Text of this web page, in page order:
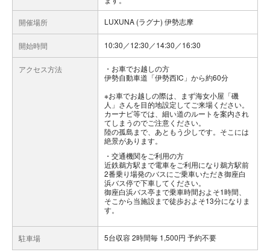
開催場所 LUXUNA (ラグナ) 伊勢志摩
開始時間 10:30／12:30／14:30／16:30
アクセス方法
お車でお越しの方
伊勢自動車道「伊勢西IC」から約60分
※お車でお越しの際は、まず海女小屋「磯
人」さんを目的地設定してご来場ください。
カーナビ等では、細い道のルートを案内され
てしまうのでご注意ください。
陸の孤島まで、あともう少しです。そこには
絶景があります。
交通機関をご利用の方
近鉄鵜方駅まで電車をご利用になり鵜方駅前
2番乗り場発のバスにご乗車いただき御座白
浜バス停で下車してください。
御座白浜バス亭まで乗車時間およそ1時間、
そこから当施設まで徒歩およそ13分になりま
す。
駐車場 5台収容 2時間毎 1,500円 予約不要